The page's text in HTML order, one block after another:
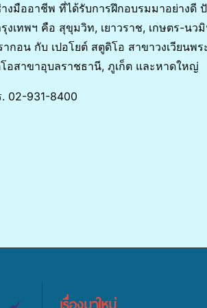
งมืออาชีพ ที่ได้รับการฝึกอบรมมาอย่างดี
เทพฯ คือ สุขุมวิท, เยาวราช, เกษตร-นว
อน กับ เปอโยต์ สตูดิโอ สาขาวงเวียนพ
อสาขาอุบลราชธานี, ภูเก็ต และหาดใหญ่
02-931-8400